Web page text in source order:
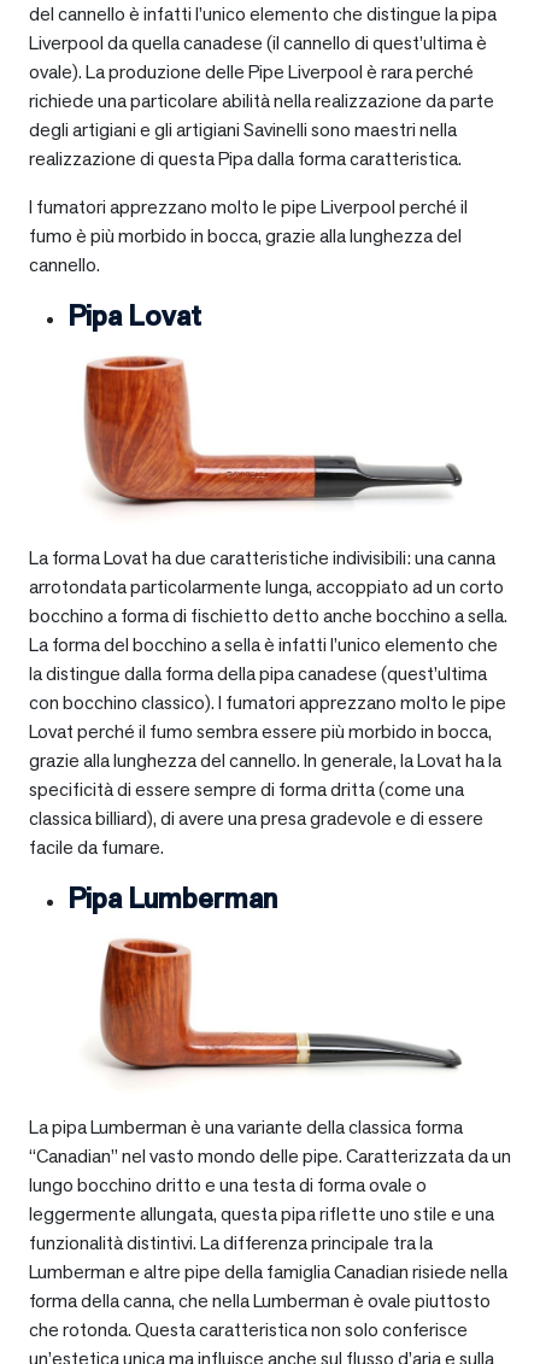
del cannello è infatti l’unico elemento che distingue la pipa
Liverpool da quella canadese (il cannello di quest’ultima è
ovale). La produzione delle Pipe Liverpool è rara perché
richiede una particolare abilità nella realizzazione da parte
degli artigiani e gli artigiani Savinelli sono maestri nella
realizzazione di questa Pipa dalla forma caratteristica.
I fumatori apprezzano molto le pipe Liverpool perché il
fumo è più morbido in bocca, grazie alla lunghezza del
cannello.
Pipa Lovat
La forma Lovat ha due caratteristiche indivisibili: una canna
arrotondata particolarmente lunga, accoppiato ad un corto
bocchino a forma di fischietto detto anche bocchino a sella.
La forma del bocchino a sella è infatti l’unico elemento che
la distingue dalla forma della pipa canadese (quest’ultima
con bocchino classico). I fumatori apprezzano molto le pipe
Lovat perché il fumo sembra essere più morbido in bocca,
grazie alla lunghezza del cannello. In generale, la Lovat ha la
specificità di essere sempre di forma dritta (come una
classica billiard), di avere una presa gradevole e di essere
facile da fumare.
Pipa Lumberman
La pipa Lumberman è una variante della classica forma
“Canadian” nel vasto mondo delle pipe. Caratterizzata da un
lungo bocchino dritto e una testa di forma ovale o
leggermente allungata, questa pipa riflette uno stile e una
funzionalità distintivi. La differenza principale tra la
Lumberman e altre pipe della famiglia Canadian risiede nella
forma della canna, che nella Lumberman è ovale piuttosto
che rotonda. Questa caratteristica non solo conferisce
un’estetica unica ma influisce anche sul flusso d’aria e sulla